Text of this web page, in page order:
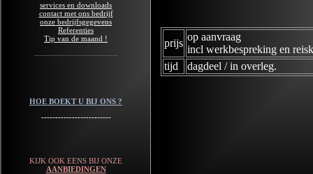
services en downloads
contact met ons bedrijf
onze bedrijfsgegevens
Referenties
Tip van de maand !
------------------------------
HOE BOEKT U BIJ ONS ?
-------------------------
KIJK OOK EENS BIJ ONZE
AANBIEDINGEN
prijs
op aanvraag
incl werkbespreking en
tijd
dagdeel / in overleg.